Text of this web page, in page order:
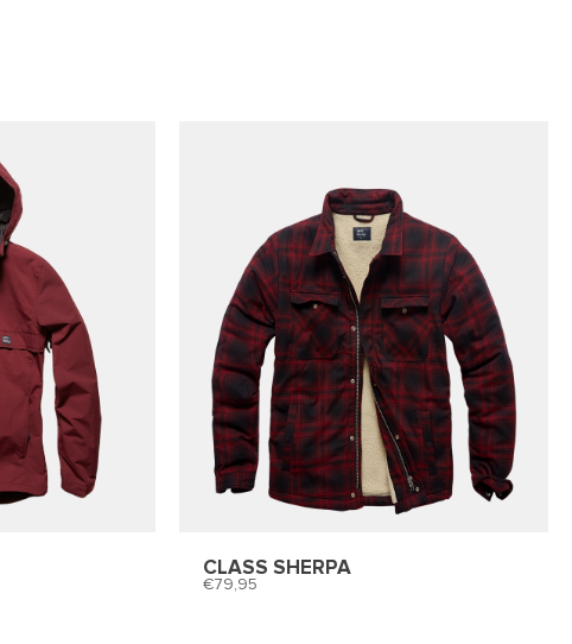
CLASS SHERPA
79,95